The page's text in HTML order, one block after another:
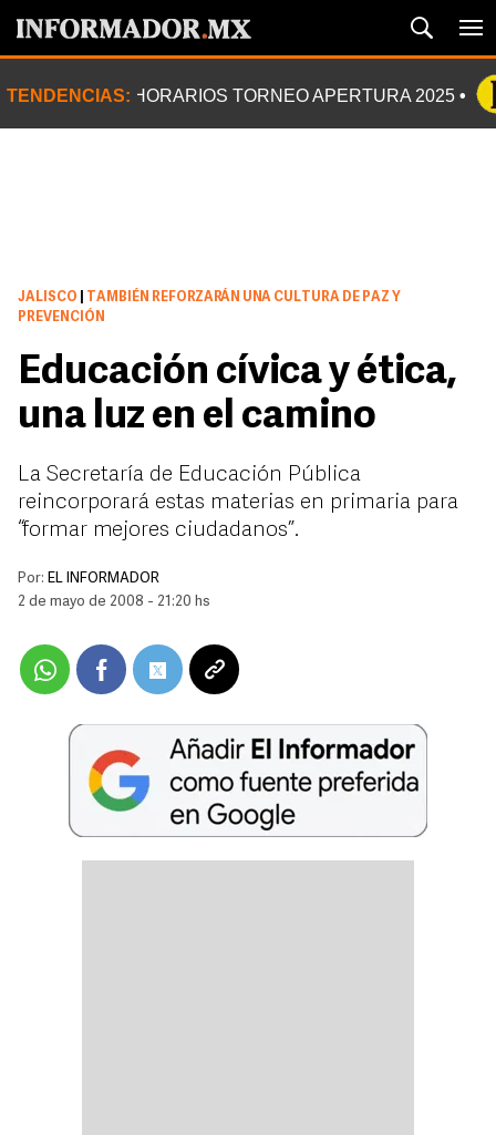
TENDENCIAS: HORARIOS TORNEO APERTURA 2025
JALISCO
TAMBIÉN REFORZARÁN UNA CULTURA DE PAZ Y
PREVENCIÓN
Educación cívica y ética,
una luz en el camino
La Secretaría de Educación Pública
reincorporará estas materias en primaria para
“formar mejores ciudadanos”.
Por: EL INFORMADOR
2 de mayo de 2008 - 21:20 hs